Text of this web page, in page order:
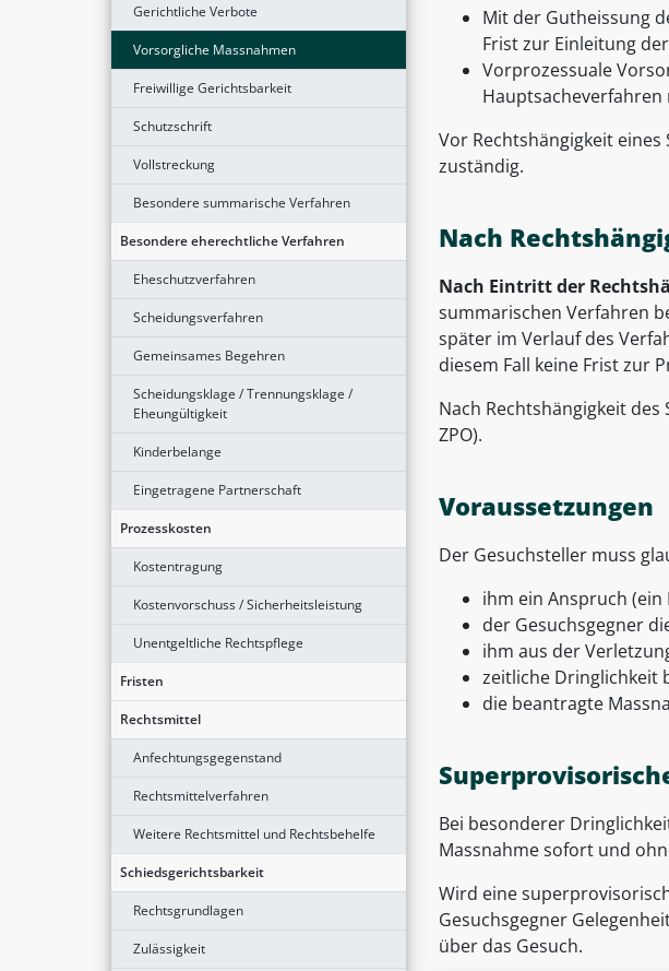
Gerichtliche Verbote
Vorsorgliche Massnahmen
Freiwillige Gerichtsbarkeit
Schutzschrift
Vollstreckung
Besondere summarische Verfahren
Besondere eherechtliche Verfahren
Eheschutzverfahren
Scheidungsverfahren
Gemeinsames Begehren
Scheidungsklage / Trennungsklage /
Eheungültigkeit
Kinderbelange
Eingetragene Partnerschaft
Prozesskosten
Kostentragung
Kostenvorschuss / Sicherheitsleistung
Unentgeltliche Rechtspflege
Fristen
Rechtsmittel
Anfechtungsgegenstand
Rechtsmittelverfahren
Weitere Rechtsmittel und Rechtsbehelfe
Schiedsgerichtsbarkeit
Rechtsgrundlagen
Zulässigkeit
Mit der Gutheissung
Frist zur Einleitung
Vorprozessuale
Hauptsacheverfahren
Vor Rechtshängigkeit
zuständig.
Nach
Nach Eintritt der
summarischen Verfahren
später im Verlauf des
diesem Fall keine Frist zur
Nach Rechtshängigkeit
ZPO).
Voraussetzungen
Der Gesuchsteller muss
ihm ein Anspruch
der Gesuchsgegner
ihm aus der
zeitliche Dringlichkeit
die beantragte
Bei besonderer
Massnahme sofort und
Wird eine
Gesuchsgegner
über das Gesuch.